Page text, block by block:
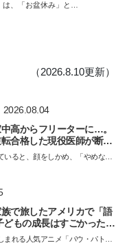
、「お盆休み」と…
（2026.8.10更新）
2026.08.04
高からフリーターに…。
合格した現役医師が断言
勉強に役立った」そう考
ると、顔をしかめ、「やめなさ
族で旅したアメリカで「語
どもの成長はすごかった」
パウ・パトロール ザ・ダ
まれる人気アニメ「パウ・パトロ